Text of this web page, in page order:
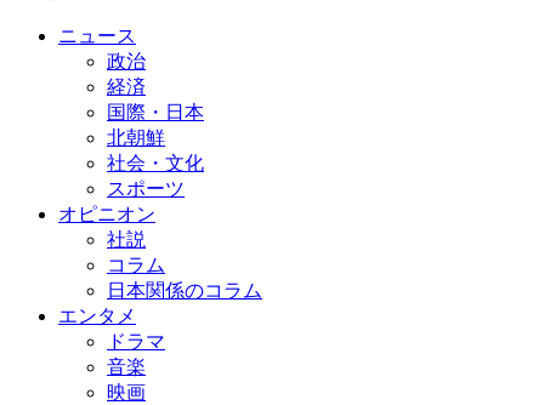
ニュース
政治
経済
国際・日本
北朝鮮
社会・文化
スポーツ
オピニオン
社説
コラム
日本関係のコラム
エンタメ
ドラマ
音楽
映画